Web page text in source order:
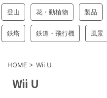
登山 花・動植物 製品
鉄塔 鉄道・飛行機 風景
HOME > Wii U
Wii U